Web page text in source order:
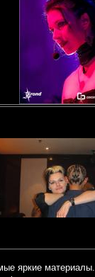
яркие материалы.